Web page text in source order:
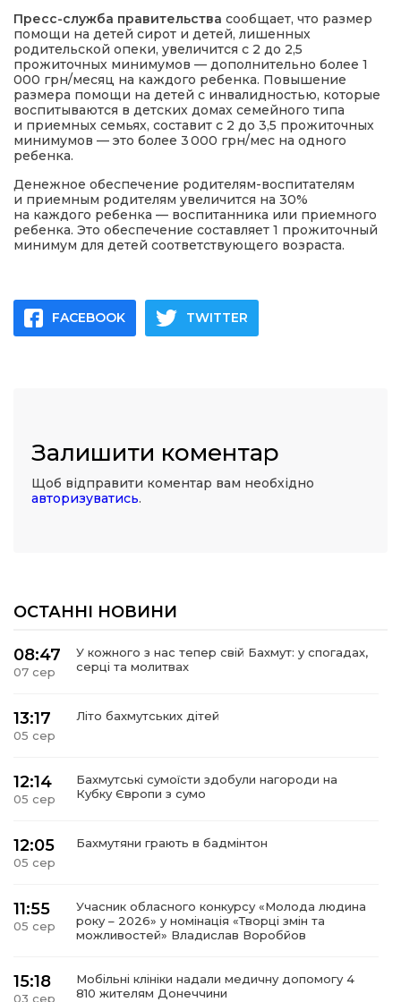
місія
Пресс-служба правительства сообщает, что размер
помощи на детей сирот и детей, лишенных
родительской опеки, увеличится с 2 до 2,5
прожиточных минимумов — дополнительно более 1
000 грн/месяц на каждого ребенка. Повышение
размера помощи на детей с инвалидностью, которые
воспитываются в детских домах семейного типа
и приемных семьях, составит с 2 до 3,5 прожиточных
минимумов — это более 3 000 грн/мес на одного
ребенка.
Денежное обеспечение родителям-воспитателям
и приемным родителям увеличится на 30%
на каждого ребенка — воспитанника или приемного
ребенка. Это обеспечение составляет 1 прожиточный
минимум для детей соответствующего возраста.
FACEBOOK TWITTER
Залишити коментар
Щоб відправити коментар вам необхідно
авторизуватись.
ОСТАННІ НОВИНИ
08:47
07 сер
У кожного з нас тепер свій Бахмут: у спогадах,
серці та молитвах
13:17
05 сер
Літо бахмутських дітей
12:14
05 сер
Бахмутські сумоїсти здобули нагороди на
Кубку Європи з сумо
12:05
05 сер
Бахмутяни грають в бадмінтон
11:55
05 сер
Учасник обласного конкурсу «Молода людина
року – 2026» у номінація «Творці змін та
можливостей» Владислав Воробйов
15:18
03 сер
Мобільні клініки надали медичну допомогу 4
810 жителям Донеччини